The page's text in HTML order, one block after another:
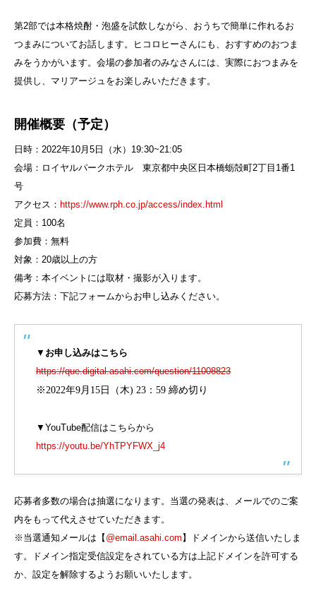
第2部では本格焼酎・泡盛を試飲しながら、おうちで簡単に作れるお
つまみについてお話します。ヒコロヒーさんにも、おすすめのおつま
みをうかがいます。会場の参加者のみなさんには、実際におつまみを
提供し、マリアージュをお楽しみいただきます。
開催概要（予定）
日時：2022年10月5日（水）19:30~21:05
会場：ロイヤルパークホテル 東京都中央区日本橋蛎殻町2丁目1番1
号
アクセス： https://www.rph.co.jp/access/index.html
定員：100名
参加費：無料
対象：20歳以上の方
備考：本イベントには取材・撮影が入ります。
応募方法：下記フォームからお申し込みください。
▼ お申し込みはこちら
https://que.digital.asahi.com/question/11008823
※2022年9月 15 日（木) 23 ： 59 締め切り
▼YouTube配信はこちらから
https://youtu.be/YhTPYFWX_j4
応募者多数の場合は抽選になります。当選の発表は、メールでのご案
内をもって代えさせていただきます。
※当選通知メールは【 @email.asahi.com 】ドメインから送信いたしま
す。ドメイン指定受信設定をされている方は上記ドメインを許可する
か、設定を解除するようお願いいたします。